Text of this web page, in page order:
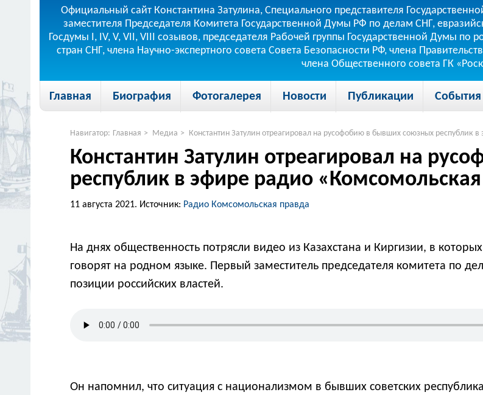
Официальный сайт Константина Затулина, Специального представителя
заместителя Председателя Комитета Государственной Думы РФ по делам СНГ,
Госдумы I, IV, V, VII, VIII созывов, председателя Рабочей группы Государственной Думы
стран СНГ, члена Научно-экспертного совета Совета Безопасности РФ, члена
члена Общественного совета ГК
Главная Биография Фотогалерея Новости Публикации События
Навигатор: Главная > Медиа > Константин Затулин отреагировал на русофобию в бывших союзных республик
Константин Затулин отреагировал на
республик в эфире радио
11 августа 2021. Источник: Радио Комсомольская правда
На днях общественность потрясли видео из Казахстана и Киргизии, в
говорят на родном языке. Первый заместитель председателя комитета по
позиции российских властей.
Он напомнил, что ситуация с национализмом в бывших советских